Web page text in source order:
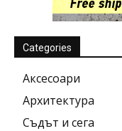
Categories
Аксесоари
Архитектура
Съдът и сега